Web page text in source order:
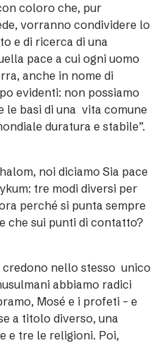
coloro che, pur
vorranno condividere lo
e di ricerca di una
pace a cui ogni uomo
anche in nome di
evidenti: non possiamo
le basi di una vita comune
duratura e stabile”.
noi diciamo Sia pace
tre modi diversi per
perché si punta sempre
che sui punti di contatto?
nello stesso unico
abbiamo radici
Mosé e i profeti – e
a titolo diverso, una
e tre le religioni. Poi,